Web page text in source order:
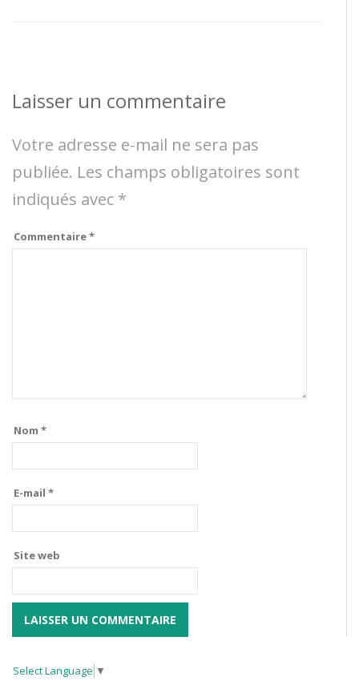
Laisser un commentaire
Votre adresse e-mail ne sera pas
publiée. Les champs obligatoires sont
indiqués avec *
Commentaire*
Nom *
E-mail *
Site web
Select Language ▼